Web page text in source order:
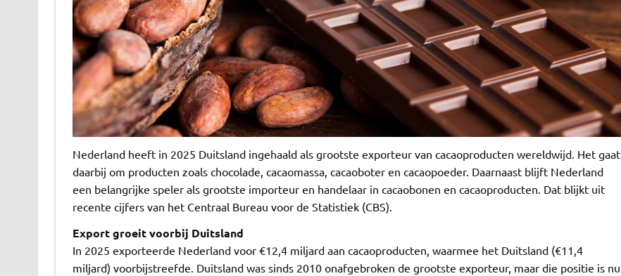
Nederland heeft in 2025 Duitsland ingehaald als grootste exporteur van cacaoproducten wereldwijd. Het gaat
daarbij om producten zoals chocolade, cacaomassa, cacaoboter en cacaopoeder. Daarnaast blijft Nederland
een belangrijke speler als grootste importeur en handelaar in cacaobonen en cacaoproducten. Dat blijkt uit
recente cijfers van het Centraal Bureau voor de Statistiek (CBS).
Export groeit voorbij Duitsland
In 2025 exporteerde Nederland voor €12,4 miljard aan cacaoproducten, waarmee het Duitsland (€11,4
miljard) voorbijstreefde. Duitsland was sinds 2010 onafgebroken de grootste exporteur, maar die positie is nu